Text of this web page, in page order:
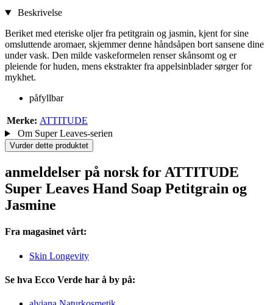
Beskrivelse
Beriket med eteriske oljer fra petitgrain og jasmin, kjent for sine
omsluttende aromaer, skjemmer denne håndsåpen bort sansene dine
under vask. Den milde vaskeformelen renser skånsomt og er
pleiende for huden, mens ekstrakter fra appelsinblader sørger for
mykhet.
påfyllbar
Merke: ATTITUDE
Om Super Leaves-serien
Vurder dette produktet
anmeldelser på norsk for ATTITUDE
Super Leaves Hand Soap Petitgrain og
Jasmine
Fra magasinet vårt:
Skin Longevity
Se hva Ecco Verde har å by på: